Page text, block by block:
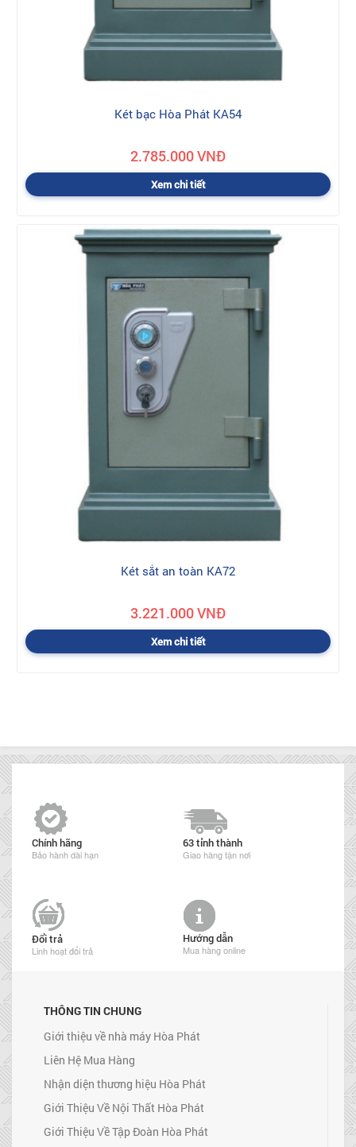
Két bạc Hòa Phát KA54
2.785.000 VNĐ
Xem chi tiết
Két sắt an toàn KA72
3.221.000 VNĐ
Xem chi tiết
Chính hãng
Bảo hành dài hạn
63 tỉnh thành
Giao hàng tận nơi
Đổi trả
Linh hoạt đổi trả
Hướng dẫn
Mua hàng online
THÔNG TIN CHUNG
Giới thiệu về nhà máy Hòa Phát
Liên Hệ Mua Hàng
Nhận diện thương hiệu Hòa Phát
Giới Thiệu Về Nội Thất Hòa Phát
Giới Thiệu Về Tập Đoàn Hòa Phát